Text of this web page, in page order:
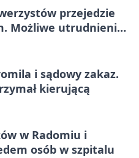
przejedzie
Możliwe utrudnienia
i sądowy zakaz.
kierującą
w Radomiu i
osób w szpitalu